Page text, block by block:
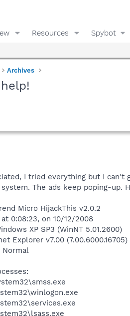
Resources Spybot
Archives
I tried everything but I
system. The ads keep poping-up.
Micro HijackThis v2.0.2
at 0:08:23, on 10/12/2008
XP SP3 (WinNT 5.01.2600)
Explorer v7.00 (7.00.6000.16705)
Normal